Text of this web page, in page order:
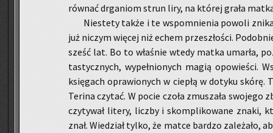
rów­nać drga­niom strun liry, na któ­rej grała
Nie­ste­ty także i te wspo­mnie­nia po­wo­li
już ni­czym wię­cej niż echem prze­szło­ści.
sześć lat. Bo to wła­śnie wtedy matka umar­ła,
ta­stycz­nych, wy­peł­nio­nych magią opo­wie­ści.
księ­gach opra­wio­nych w cie­płą w do­ty­ku skórę.
Te­ri­na czy­tać. W pocie czoła zmu­sza­ła swo­je­go
czy­ty­wał li­te­ry, licz­by i skom­pli­ko­wa­ne znaki,
znał. Wie­dział tylko, że matce bar­dzo za­le­ża­ło,